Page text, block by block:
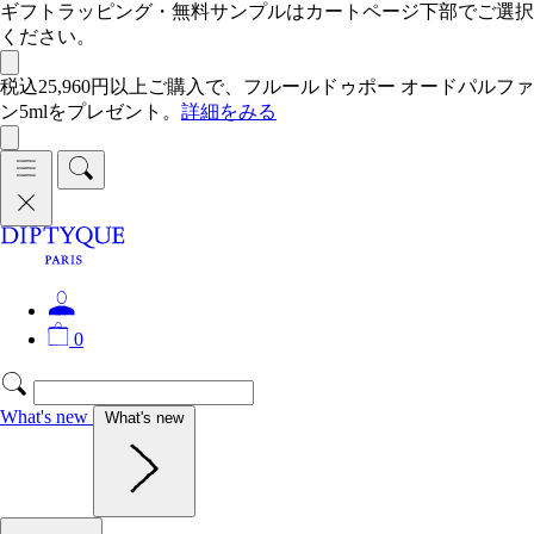
ギフトラッピング・無料サンプルはカートページ下部でご選択
ください。
税込25,960円以上ご購入で、フルールドゥポー オードパルファ
ン5mlをプレゼント。 詳細をみる
0
What's new What's new